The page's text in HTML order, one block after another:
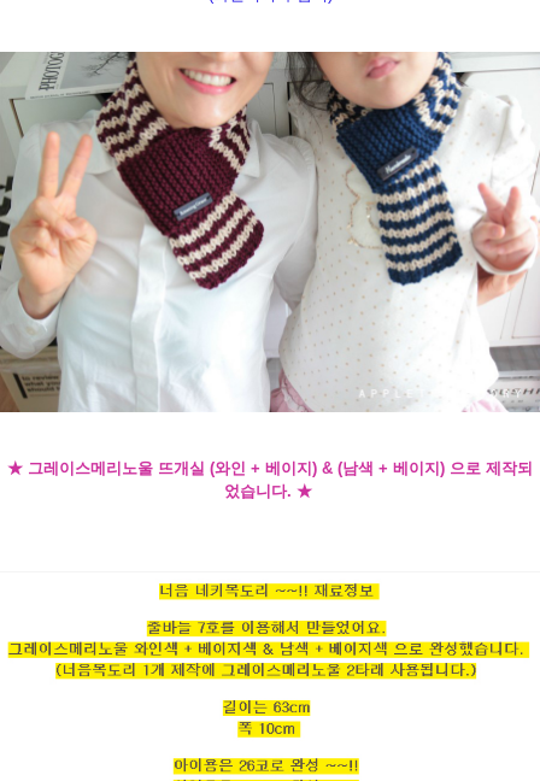
★ 그레이스메리노울 뜨개실 (와인 + 베이지) & (남색 + 베이지) 으로 제작되
었습니다. ★